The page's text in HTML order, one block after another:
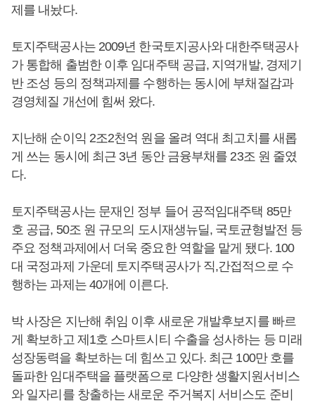
제를 내놨다.
토지주택공사는 2009년 한국토지공사와 대한주택공사
가 통합해 출범한 이후 임대주택 공급, 지역개발, 경제기
반 조성 등의 정책과제를 수행하는 동시에 부채절감과
경영체질 개선에 힘써 왔다.
지난해 순이익 2조2천억 원을 올려 역대 최고치를 새롭
게 쓰는 동시에 최근 3년 동안 금융부채를 23조 원 줄였
다.
토지주택공사는 문재인 정부 들어 공적임대주택 85만
호 공급, 50조 원 규모의 도시재생뉴딜, 국토균형발전 등
주요 정책과제에서 더욱 중요한 역할을 맡게 됐다. 100
대 국정과제 가운데 토지주택공사가 직,간접적으로 수
행하는 과제는 40개에 이른다.
박 사장은 지난해 취임 이후 새로운 개발후보지를 빠르
게 확보하고 제1호 스마트시티 수출을 성사하는 등 미래
성장동력을 확보하는 데 힘쓰고 있다. 최근 100만 호를
돌파한 임대주택을 플랫폼으로 다양한 생활지원서비스
와 일자리를 창출하는 새로운 주거복지 서비스도 준비